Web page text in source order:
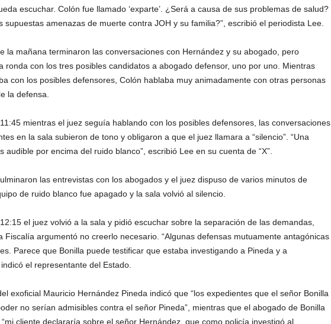
escuchar. Colón fue llamado ‘exparte’. ¿Será a causa de sus problemas de salud?
supuestas amenazas de muerte contra JOH y su familia?”, escribió el periodista Lee.
la mañana terminaron las conversaciones con Hernández y su abogado, pero
ronda con los tres posibles candidatos a abogado defensor, uno por uno. Mientras
con los posibles defensores, Colón hablaba muy animadamente con otras personas
la defensa.
mientras el juez seguía hablando con los posibles defensores, las conversaciones
en la sala subieron de tono y obligaron a que el juez llamara a “silencio”. “Una
audible por encima del ruido blanco”, escribió Lee en su cuenta de “X”.
las entrevistas con los abogados y el juez dispuso de varios minutos de
de ruido blanco fue apagado y la sala volvió al silencio.
el juez volvió a la sala y pidió escuchar sobre la separación de las demandas,
Fiscalía argumentó no creerlo necesario. “Algunas defensas mutuamente antagónicas
Parece que Bonilla puede testificar que estaba investigando a Pineda y a
el representante del Estado.
exoficial Mauricio Hernández Pineda indicó que “los expedientes que el señor Bonilla
no serían admisibles contra el señor Pineda”, mientras que el abogado de Bonilla
cliente declararía sobre el señor Hernández, que como policía investigó al